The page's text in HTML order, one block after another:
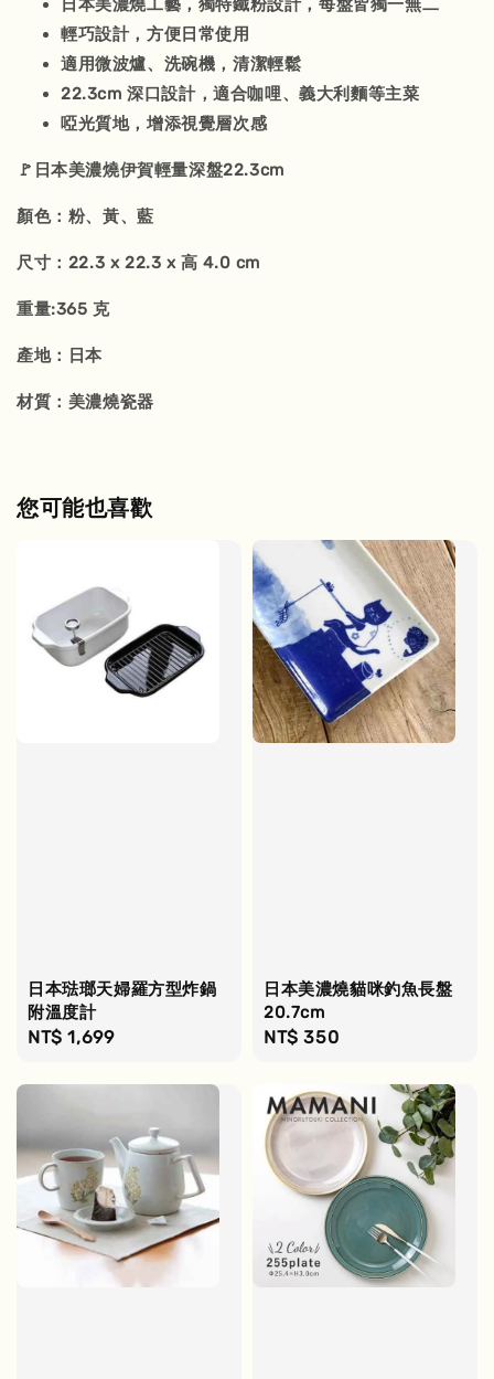
日本美濃燒工藝，獨特鐵粉設計，每盤皆獨一無二
輕巧設計，方便日常使用
適用微波爐、洗碗機，清潔輕鬆
22.3cm 深口設計，適合咖哩、義大利麵等主菜
啞光質地，增添視覺層次感
🚩日本美濃燒伊賀輕量深盤22.3cm
顏色：粉、黃、藍
尺寸：22.3 x 22.3 x 高 4.0 cm
重量:365 克
產地：日本
材質：美濃燒瓷器
您可能也喜歡
日本琺瑯天婦羅方型炸鍋
附溫度計
Regular
NT$ 1,699
日本美濃燒貓咪釣魚長盤
20.7cm
Regular
NT$ 350